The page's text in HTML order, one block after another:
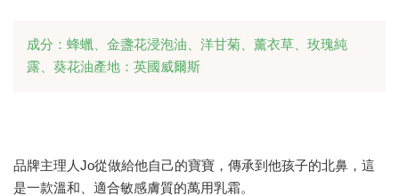
成分：蜂蠟、金盞花浸泡油、洋甘菊、薰衣草、玫瑰純
露、葵花油產地：英國威爾斯
品牌主理人Jo從做給他自己的寶寶，傳承到他孩子的北鼻，這
是一款溫和、適合敏感膚質的萬用乳霜。